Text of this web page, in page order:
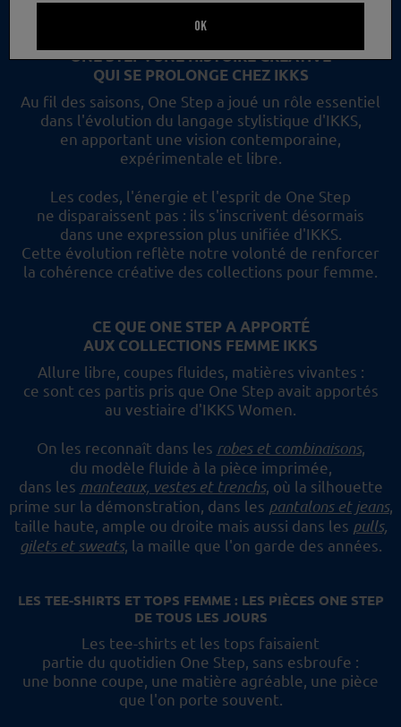
ONE STEP : UNE HISTOIRE CRÉATIVE
QUI SE PROLONGE CHEZ IKKS
Au fil des saisons, One Step a joué un rôle essentiel
dans l'évolution du langage stylistique d'IKKS,
en apportant une vision contemporaine,
expérimentale et libre.
Les codes, l'énergie et l'esprit de One Step
ne disparaissent pas : ils s'inscrivent désormais
dans une expression plus unifiée d'IKKS.
Cette évolution reflète notre volonté de renforcer
la cohérence créative des collections pour femme.
CE QUE ONE STEP A APPORTÉ
AUX COLLECTIONS FEMME IKKS
Allure libre, coupes fluides, matières vivantes :
ce sont ces partis pris que One Step avait apportés
au vestiaire d'IKKS Women.
On les reconnaît dans les robes et combinaisons,
du modèle fluide à la pièce imprimée,
dans les manteaux, vestes et trenchs, où la silhouette
prime sur la démonstration, dans les pantalons et jeans,
taille haute, ample ou droite mais aussi dans les pulls,
gilets et sweats, la maille que l'on garde des années.
LES TEE-SHIRTS ET TOPS FEMME : LES PIÈCES ONE STEP
DE TOUS LES JOURS
Les tee-shirts et les tops faisaient
partie du quotidien One Step, sans esbroufe :
une bonne coupe, une matière agréable, une pièce
que l'on porte souvent.
OK